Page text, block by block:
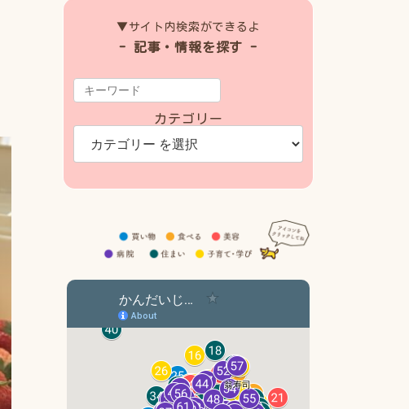
▼サイト内検索ができるよ
- 記事・情報を探す -
カテゴリー